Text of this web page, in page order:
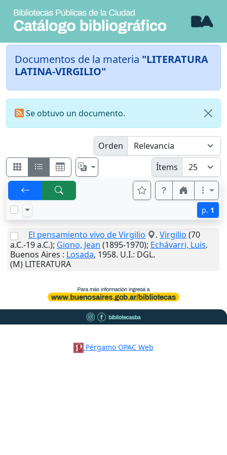
Documentos de la materia "LITERATURA
LATINA-VIRGILIO"
Se obtuvo un documento.
Orden
Ítems
p. 1
El pensamiento vivo de Virgilio . Virgilio (70
a.C.-19 a.C.); Giono, Jean (1895-1970); Echávarri, Luis.
Buenos Aires : Losada, 1958. U.I.: DGL.
(M) LITERATURA
Pérgamo OPAC Web